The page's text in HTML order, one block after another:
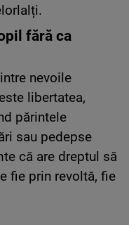
fără ca
nevoile
libertatea,
părintele
sau pedepse
că are dreptul să
fie prin revoltă, fie